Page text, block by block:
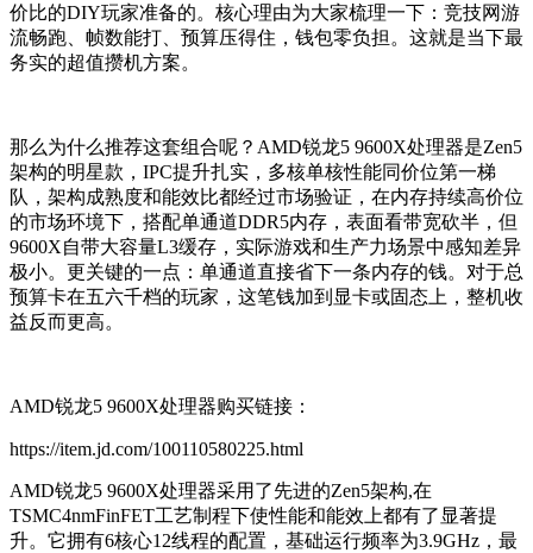
价比的DIY玩家准备的。核心理由为大家梳理一下：竞技网游
流畅跑、帧数能打、预算压得住，钱包零负担。这就是当下最
务实的超值攒机方案。
那么为什么推荐这套组合呢？AMD锐龙5 9600X处理器是Zen5
架构的明星款，IPC提升扎实，多核单核性能同价位第一梯
队，架构成熟度和能效比都经过市场验证，在内存持续高价位
的市场环境下，搭配单通道DDR5内存，表面看带宽砍半，但
9600X自带大容量L3缓存，实际游戏和生产力场景中感知差异
极小。更关键的一点：单通道直接省下一条内存的钱。对于总
预算卡在五六千档的玩家，这笔钱加到显卡或固态上，整机收
益反而更高。
AMD锐龙5 9600X处理器购买链接：
https://item.jd.com/100110580225.html
AMD锐龙5 9600X处理器采用了先进的Zen5架构,在
TSMC4nmFinFET工艺制程下使性能和能效上都有了显著提
升。它拥有6核心12线程的配置，基础运行频率为3.9GHz，最